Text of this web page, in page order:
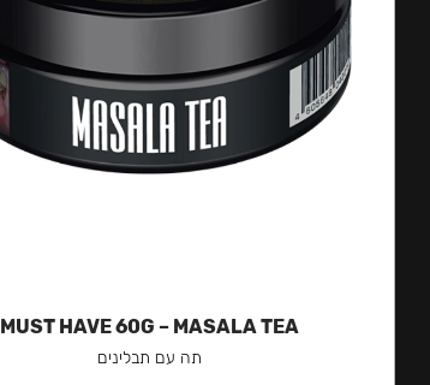
MUST HAVE 60G – MASALA TEA
תה עם תבלינים